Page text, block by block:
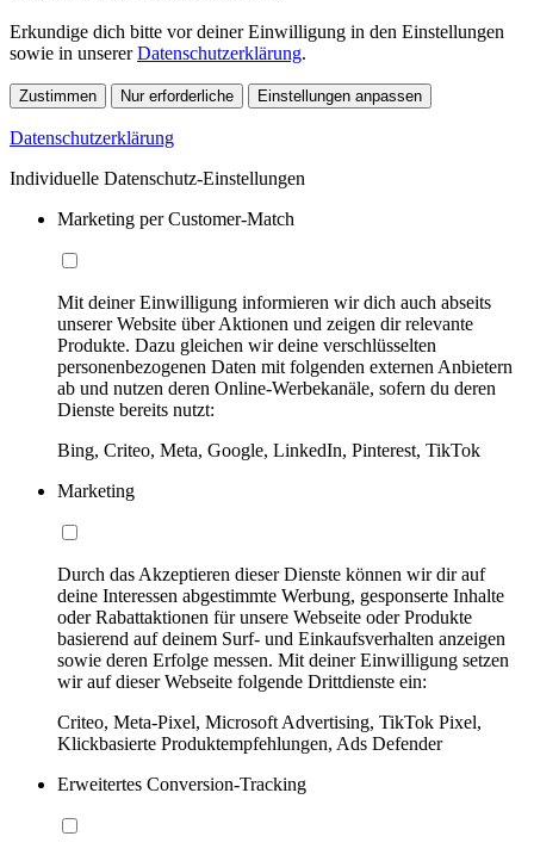
Erkundige dich bitte vor deiner Einwilligung in den Einstellungen
sowie in unsererDatenschutzerklärung.
Zustimmen Nur erforderliche Einstellungen anpassen
Datenschutzerklärung
Individuelle Datenschutz-Einstellungen
Marketing per Customer-Match
Mit deiner Einwilligung informieren wir dich auch abseits
unserer Website über Aktionen und zeigen dir relevante
Produkte. Dazu gleichen wir deine verschlüsselten
personenbezogenen Daten mit folgenden externen Anbietern
ab und nutzen deren Online-Werbekanäle, sofern du deren
Dienste bereits nutzt:
Bing, Criteo, Meta, Google, LinkedIn, Pinterest, TikTok
Marketing
Durch das Akzeptieren dieser Dienste können wir dir auf
deine Interessen abgestimmte Werbung, gesponserte Inhalte
oder Rabattaktionen für unsere Webseite oder Produkte
basierend auf deinem Surf- und Einkaufsverhalten anzeigen
sowie deren Erfolge messen. Mit deiner Einwilligung setzen
wir auf dieser Webseite folgende Drittdienste ein:
Criteo, Meta-Pixel, Microsoft Advertising, TikTok Pixel,
Klickbasierte Produktempfehlungen, Ads Defender
Erweitertes Conversion-Tracking